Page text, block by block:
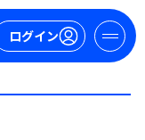
ログイン